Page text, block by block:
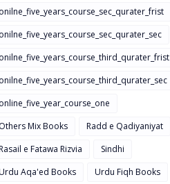
onilne_five_years_course_sec_qurater_frist
onilne_five_years_course_sec_qurater_sec
onilne_five_years_course_third_qurater_frist
onilne_five_years_course_third_qurater_sec
online_five_year_course_one
Others Mix Books
Radd e Qadiyaniyat
e Fatawa Rizvia
Sindhi
Aqa'ed Books
Urdu Fiqh Books